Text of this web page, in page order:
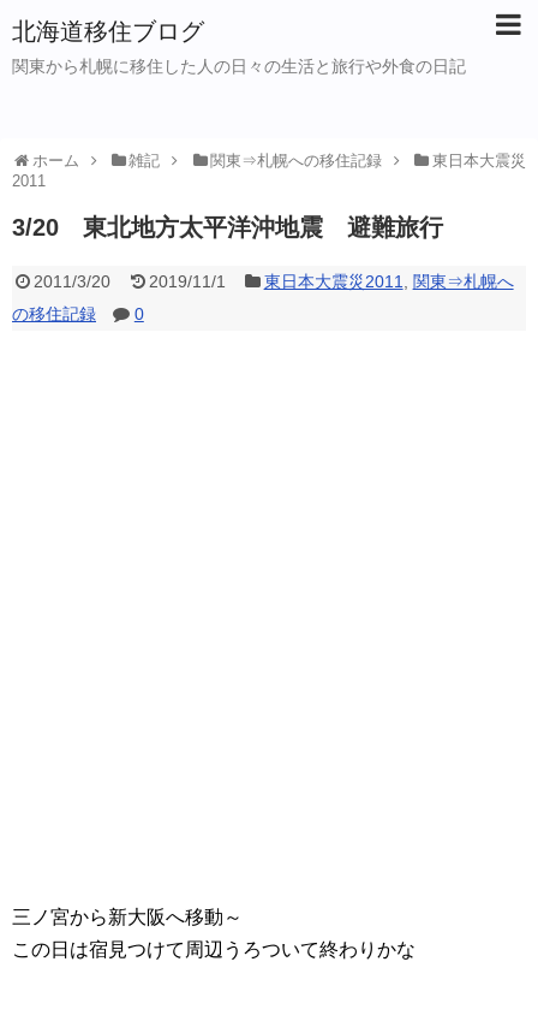
北海道移住ブログ
関東から札幌に移住した人の日々の生活と旅行や外食の日記
ホーム 雑記 関東⇒札幌への移住記録
東日本大震災
2011
3/20 東北地方太平洋沖地震 避難旅行
2011/3/20 2019/11/1 東日本大震災2011
関東⇒札幌へ
の移住記録
0
三ノ宮から新大阪へ移動～
この日は宿見つけて周辺うろついて終わりかな